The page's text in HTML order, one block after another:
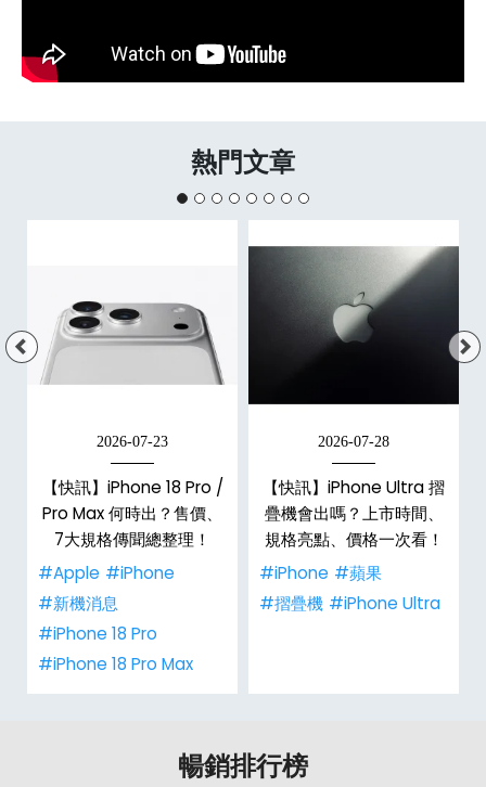
熱門文章
2026-07-23
【快訊】iPhone 18 Pro /
Pro Max 何時出？售價、
7大規格傳聞總整理！
#Apple #iPhone
#新機消息
#iPhone 18 Pro
#iPhone 18 Pro Max
2026-07-28
【快訊】iPhone Ultra 摺
疊機會出嗎？上市時間、
規格亮點、價格一次看！
#iPhone #蘋果
#摺疊機 #iPhone Ultra
暢銷排行榜